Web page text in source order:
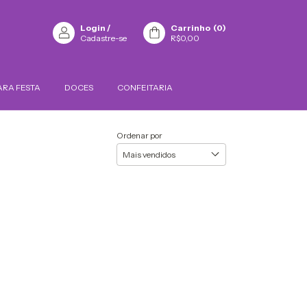
Login /
Cadastre-se
Carrinho (0)
R$0,00
FESTA DOCES CONFEITARIA
Ordenar por